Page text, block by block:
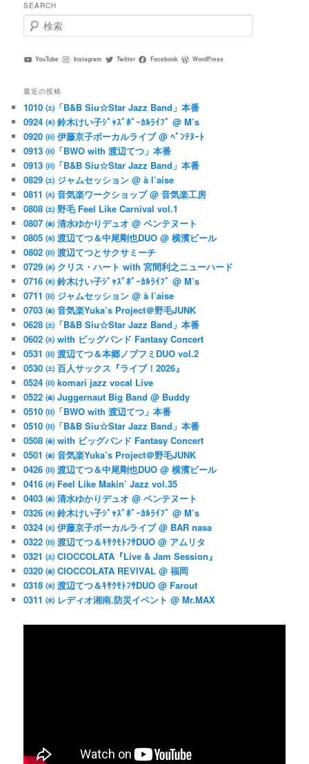
SEARCH
検
索
YouTube Instagram Twitter Facebook WordPress
最近の投稿
1010 ㈯「B&B Siu☆Star Jazz Band」本番
0924 ㈭ 鈴木けい子ｼﾞｬｽﾞﾎﾞｰｶﾙﾗｲﾌﾞ @ M’s
0920 ㈰ 伊藤京子ボーカルライブ @ ﾍﾞﾝﾃﾇｰﾄ
0913 ㈰「BWO with 渡辺てつ」本番
0913 ㈰「B&B Siu☆Star Jazz Band」本番
0829 ㈯ ジャムセッション @ à l’aise
0811 ㈫ 音気楽ワークショップ @ 音気楽工房
0808 ㈯ 野毛 Feel Like Carnival vol.1
0807 ㈮ 清水ゆかりデュオ @ ベンテヌート
0805 ㈬ 渡辺てつ＆中尾剛也DUO @ 横濱ビール
0802 ㈰ 渡辺てつとサクサミーチ
0729 ㈬ クリス・ハート with 宮間利之ニューハード
0716 ㈭ 鈴木けい子ｼﾞｬｽﾞﾎﾞｰｶﾙﾗｲﾌﾞ @ M’s
0711 ㈰ ジャムセッション @ à l’aise
0703 ㈮ 音気楽Yuka’s Project＠野毛JUNK
0628 ㈯「B&B Siu☆Star Jazz Band」本番
0602 ㈫ with ビッグバンド Fantasy Concert
0531 ㈰ 渡辺てつ＆本郷ノブフミDUO vol.2
0530 ㈯ 百人サックス『ライブ！2026』
0524 ㈰ komari jazz vocal Live
0522 ㈮ Juggernaut Big Band @ Buddy
0510 ㈰「BWO with 渡辺てつ」本番
0510 ㈰「B&B Siu☆Star Jazz Band」本番
0508 ㈮ with ビッグバンド Fantasy Concert
0501 ㈮ 音気楽Yuka’s Project＠野毛JUNK
0426 ㈰ 渡辺てつ＆中尾剛也DUO @ 横濱ビール
0416 ㈭ Feel Like Makin’ Jazz vol.35
0403 ㈮ 清水ゆかりデュオ @ ベンテヌート
0326 ㈭ 鈴木けい子ｼﾞｬｽﾞﾎﾞｰｶﾙﾗｲﾌﾞ @ M’s
0324 ㈫ 伊藤京子ボーカルライブ @ BAR nasa
0322 ㈰ 渡辺てつ＆ｷｻｸﾓﾄﾌｻDUO @ アムリタ
0321 ㈯ CIOCCOLATA『Live & Jam Session』
0320 ㈮ CIOCCOLATA REVIVAL @ 福岡
0318 ㈬ 渡辺てつ＆ｷｻｸﾓﾄﾌｻDUO @ Farout
0311 ㈬ レディオ湘南.防災イベント @ Mr.MAX